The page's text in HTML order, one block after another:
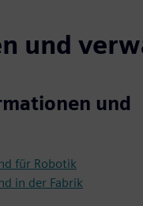
und
und
für Robotik
in der Fabrik